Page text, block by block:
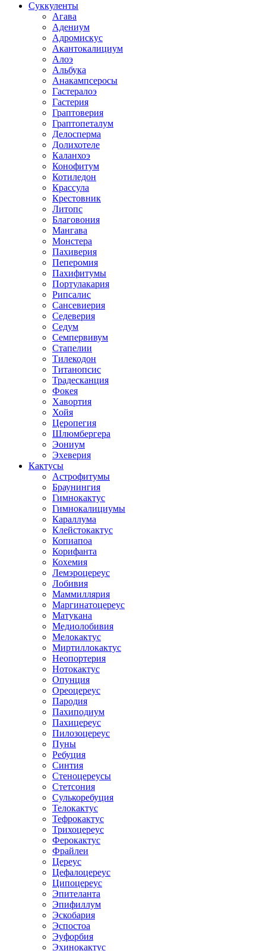
Суккуленты
Агава
Адениум
Адромискус
Акантокалициум
Алоэ
Альбука
Анакампсеросы
Гастералоэ
Гастерия
Граптоверия
Граптопеталум
Делосперма
Долихотеле
Каланхоэ
Конофитум
Котиледон
Крассула
Крестовник
Литопс
Благовония
Мангава
Монстера
Пахиверия
Пеперомия
Пахифитумы
Портулакария
Рипсалис
Сансевиерия
Седеверия
Седум
Семпервивум
Стапелии
Тилекодон
Титанопсис
Традесканция
Фокея
Хавортия
Хойя
Церопегия
Шлюмбергера
Эониум
Эхеверия
Кактусы
Астрофитумы
Браунингия
Гимнокактус
Гимнокалициумы
Караллума
Клейстокактус
Копиапоа
Корифанта
Кохемия
Лемэроцереус
Лобивия
Маммиллярия
Маргинатоцереус
Матукана
Медиолобивия
Мелокактус
Миртиллокактус
Неопортерия
Нотокактус
Опунция
Ореоцереус
Пародия
Пахиподиум
Пахицереус
Пилозоцереус
Пуны
Ребуция
Синтия
Стеноцереусы
Стетсония
Сулькоребуция
Телокактус
Тефрокактус
Трихоцереус
Ферокактус
Фрайлеи
Цереус
Цефалоцереус
Ципоцереус
Эпителанта
Эпифиллум
Эскобария
Эспостоа
Эуфорбия
Эхинокактус